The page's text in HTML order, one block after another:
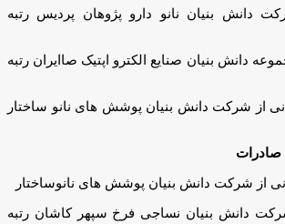
دانش بنیان نانو دارو پژوهان پردیس رتبه
دانش بنیان صنایع الکترو اپتیک صاایران رتبه
از شرکت دانش بنیان پوشش های نانو ساختار
صادرات
از شرکت دانش بنیان پوشش های نانوساختار
دانش بنیان نساجی فرخ سپهر کاشان رتبه